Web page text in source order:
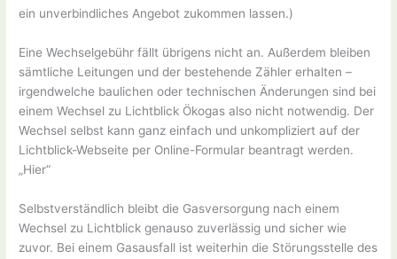
ein unverbindliches Angebot zukommen lassen.)
Eine Wechselgebühr fällt übrigens nicht an. Außerdem bleiben
sämtliche Leitungen und der bestehende Zähler erhalten –
irgendwelche baulichen oder technischen Änderungen sind bei
einem Wechsel zu Lichtblick Ökogas also nicht notwendig. Der
Wechsel selbst kann ganz einfach und unkompliziert auf der
Lichtblick-Webseite per Online-Formular beantragt werden.
„Hier“
Selbstverständlich bleibt die Gasversorgung nach einem
Wechsel zu Lichtblick genauso zuverlässig und sicher wie
zuvor. Bei einem Gasausfall ist weiterhin die Störungsstelle des